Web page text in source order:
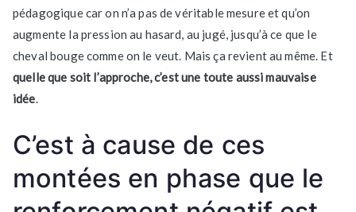
pédagogique car on n’a pas de véritable mesure et qu’on
augmente la pression au hasard, au jugé, jusqu’à ce que le
cheval bouge comme on le veut. Mais ça revient au même. Et
quelle que soit l’approche, c’est une toute aussi mauvaise
idée.
C’est à cause de ces
montées en phase que le